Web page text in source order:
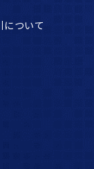
について